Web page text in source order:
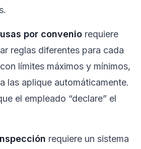
por convenio requiere
reglas diferentes para cada
límites máximos y mínimos,
las aplique automáticamente.
el empleado “declare” el
requiere un sistema